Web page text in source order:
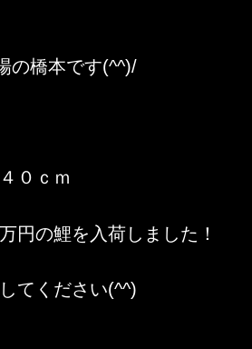
の橋本です(^^)/
０ｃｍ
円の鯉を入荷しました！
てください(^^)